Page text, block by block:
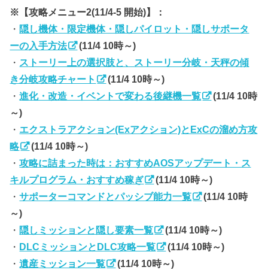
※【攻略メニュー2(11/4-5 開始)】：
・ 隠し機体・限定機体・隠しパイロット・隠しサポータ
ーの入手方法
(11/4 10時～)
・ ストーリー上の選択肢と、ストーリー分岐・天秤の傾
き分岐攻略チャート
(11/4 10時～)
・進化・改造・イベントで変わる後継機一覧
(11/4 10時
～)
・ エクストラアクション(Exアクション)とExCの溜め方攻
略
(11/4 10時～)
・攻略に詰まった時は：おすすめAOSアップデート・ス
キルプログラム・おすすめ稼ぎ
(11/4 10時～)
・サポーターコマンドとパッシブ能力一覧
(11/4 10時
～)
・ 隠しミッションと隠し要素一覧
(11/4 10時～)
・ DLCミッションとDLC攻略一覧
(11/4 10時～)
・遺産ミッション一覧
(11/4 10時～)